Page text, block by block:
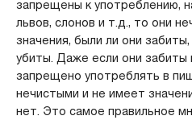
запрещены к употреблению,
львов, слонов и т.д., то они
значения, были ли они
убиты. Даже если они забиты
запрещено употреблять в
нечистыми и не имеет
нет. Это самое правильное